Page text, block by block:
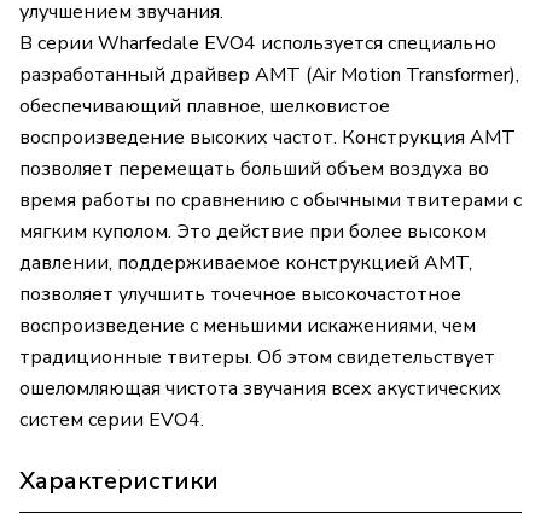
улучшением звучания.
В серии Wharfedale EVO4 используется специально
разработанный драйвер AMT (Air Motion Transformer),
обеспечивающий плавное, шелковистое
воспроизведение высоких частот. Конструкция AMT
позволяет перемещать больший объем воздуха во
время работы по сравнению с обычными твитерами с
мягким куполом. Это действие при более высоком
давлении, поддерживаемое конструкцией AMT,
позволяет улучшить точечное высокочастотное
воспроизведение с меньшими искажениями, чем
традиционные твитеры. Об этом свидетельствует
ошеломляющая чистота звучания всех акустических
систем серии EVO4.
Характеристики